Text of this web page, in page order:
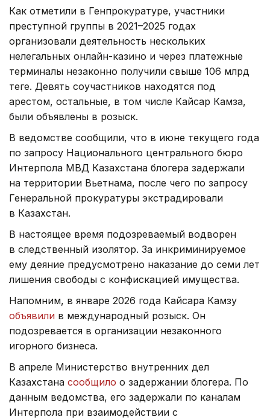
Как отметили в Генпрокуратуре, участники
преступной группы в 2021–2025 годах
организовали деятельность нескольких
нелегальных онлайн-казино и через платежные
терминалы незаконно получили свыше 106 млрд
теңге. Девять соучастников находятся под
арестом, остальные, в том числе Кайсар Камза,
были объявлены в розыск.
В ведомстве сообщили, что в июне текущего года
по запросу Национального центрального бюро
Интерпола МВД Казахстана блогера задержали
на территории Вьетнама, после чего по запросу
Генеральной прокуратуры экстрадировали
в Казахстан.
В настоящее время подозреваемый водворен
в следственный изолятор. За инкриминируемое
ему деяние предусмотрено наказание до семи лет
лишения свободы с конфискацией имущества.
Напомним, в январе 2026 года Кайсара Камзу
объявили в международный розыск. Он
подозревается в организации незаконного
игорного бизнеса.
В апреле Министерство внутренних дел
Казахстана сообщило о задержании блогера. По
данным ведомства, его задержали по каналам
Интерпола при взаимодействии с